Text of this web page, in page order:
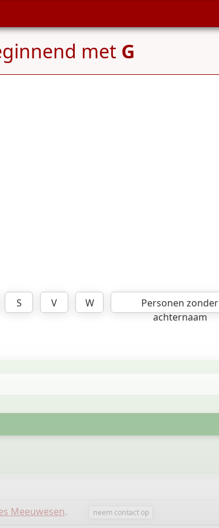
met G
S V W
Personen zonder
achternaam
Meeuwesen. neem contact op